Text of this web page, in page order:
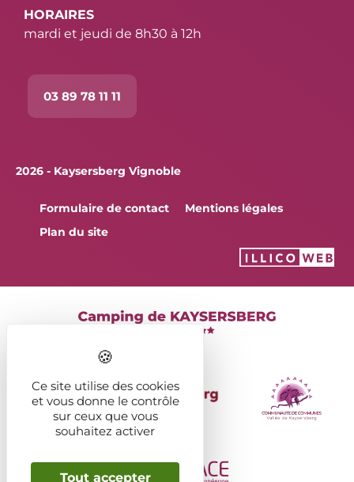
HORAIRES
mardi et jeudi de 8h30 à 12h
03 89 78 11 11
2026 - Kaysersberg Vignoble
Formulaire de contact
Mentions légales
Plan du site
Ce site utilise des cookies
et vous donne le contrôle
sur ceux que vous
souhaitez activer
Tout accepter